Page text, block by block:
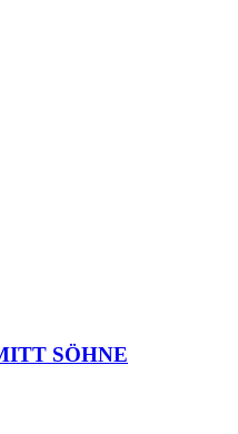
SÖHNE